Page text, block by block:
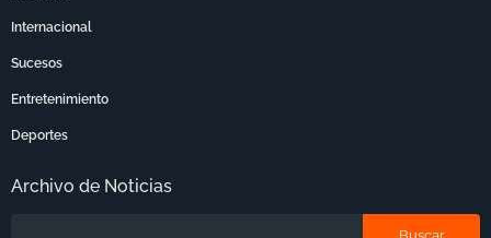
Internacional
Sucesos
Entretenimiento
Deportes
Archivo de Noticias